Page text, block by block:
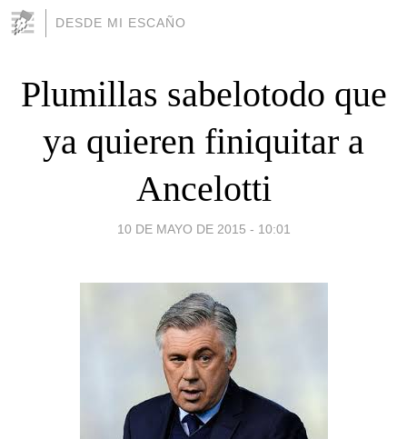
DESDE MI ESCAÑO
Plumillas sabelotodo que
ya quieren finiquitar a
Ancelotti
10 DE MAYO DE 2015 - 10:01